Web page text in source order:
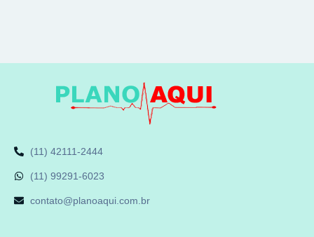
(11) 42111-2444
(11) 99291-6023
contato@planoaqui.com.br